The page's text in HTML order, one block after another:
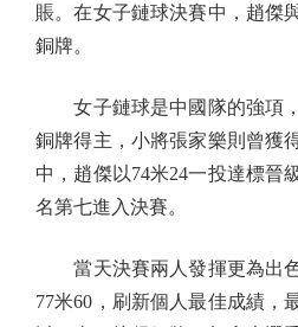
賬。在女子鏈球決賽中，趙傑
銅牌。
女子鏈球是中國隊的強項，
銅牌得主，小將張家樂則曾獲
中，趙傑以74米24一投達標晉
名第七進入決賽。
當天決賽兩人發揮更為出色
77米60，刷新個人最佳成績，